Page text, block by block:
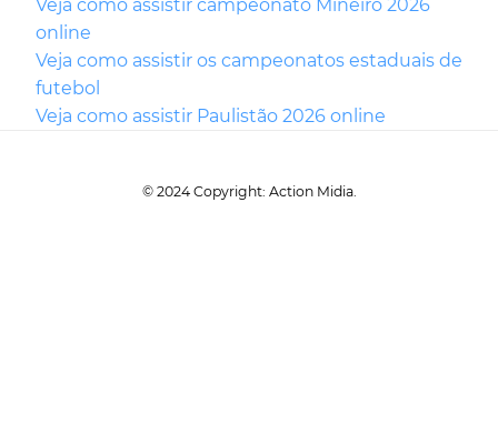
Veja como assistir campeonato Mineiro 2026
online
Veja como assistir os campeonatos estaduais de
futebol
Veja como assistir Paulistão 2026 online
© 2024 Copyright: Action Midia.